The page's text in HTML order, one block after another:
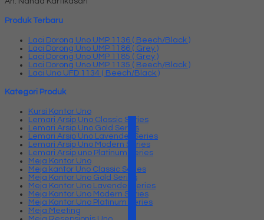
Produk Terbaru
Laci Dorong Uno UMP 1136 ( Beech/Black )
Laci Dorong Uno UMP 1186 ( Grey )
Laci Dorong Uno UMP 1185 ( Grey )
Laci Dorong Uno UMP 1135 ( Beech/Black )
Laci Uno UFD 1134 ( Beech/Black )
Kategori Produk
Kursi Kantor Uno
Lemari Arsip Uno Classic Series
Lemari Arsip Uno Gold Series
Lemari Arsip Uno Lavender Series
Lemari Arsip Uno Modern Series
Lemari Arsip uno Platinum Series
Meja Kantor Uno
Meja kantor Uno Classic Series
Meja Kantor Uno Gold Series
Meja Kantor Uno Lavender series
Meja Kantor Uno Modern Series
Meja Kantor Uno Platinum Series
Meja Meeting